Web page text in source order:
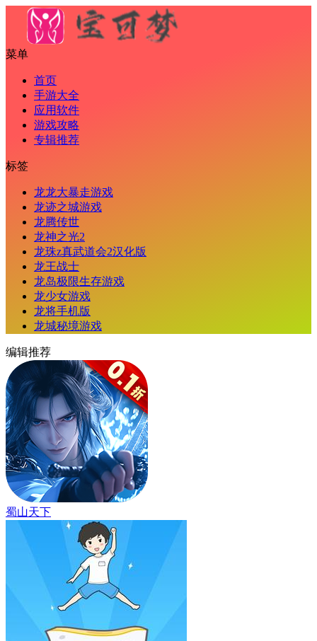
菜单
首页
手游大全
应用软件
游戏攻略
专辑推荐
标签
龙龙大暴走游戏
龙迹之城游戏
龙腾传世
龙神之光2
龙珠z真武道会2汉化版
龙王战士
龙岛极限生存游戏
龙少女游戏
龙将手机版
龙城秘境游戏
编辑推荐
蜀山天下